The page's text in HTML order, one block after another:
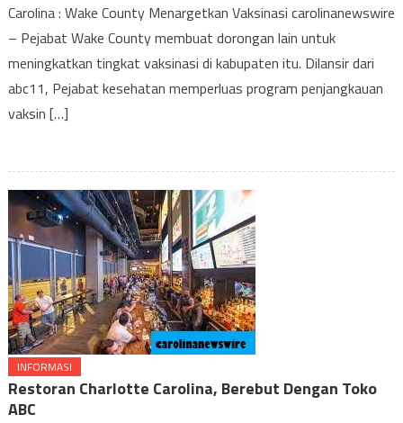
Wake
County
Menargetkan
Carolina : Wake County Menargetkan Vaksinasi carolinanewswire
– Pejabat Wake County membuat dorongan lain untuk
meningkatkan tingkat vaksinasi di kabupaten itu. Dilansir dari
abc11, Pejabat kesehatan memperluas program penjangkauan
vaksin […]
INFORMASI
Restoran Charlotte Carolina, Berebut Dengan Toko
ABC